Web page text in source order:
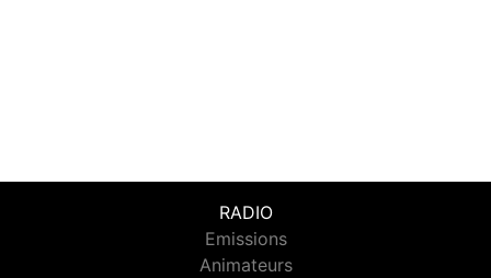
RADIO
Emissions
Animateurs